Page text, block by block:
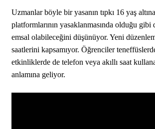
Uzmanlar böyle bir yasanın tıpkı 16 yaş
platformlarının yasaklanmasında olduğu gibi
emsal olabileceğini düşünüyor. Yeni
saatlerini kapsamıyor. Öğrenciler
etkinliklerde de telefon veya akıllı saat
anlamına geliyor.